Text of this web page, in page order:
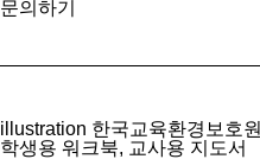
문의하기
illustration 한국교육환경보호원
학생용 워크북, 교사용 지도서